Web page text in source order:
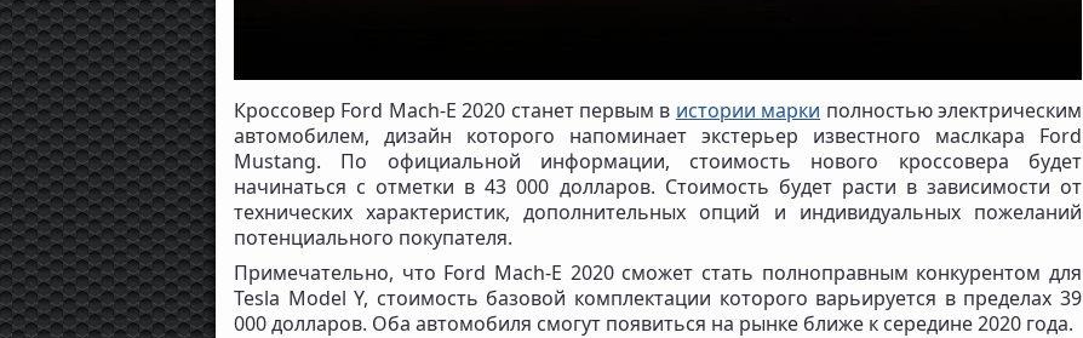
Кроссовер Ford Mach-E 2020 станет первым в истории марки полностью электрическим
автомобилем, дизайн которого напоминает экстерьер известного маслкара Ford
Mustang. По официальной информации, стоимость нового кроссовера будет
начинаться с отметки в 43 000 долларов. Стоимость будет расти в зависимости от
технических характеристик, дополнительных опций и индивидуальных пожеланий
потенциального покупателя.
Примечательно, что Ford Mach-E 2020 сможет стать полноправным конкурентом для
Tesla Model Y, стоимость базовой комплектации которого варьируется в пределах 39
000 долларов. Оба автомобиля смогут появиться на рынке ближе к середине 2020 года.